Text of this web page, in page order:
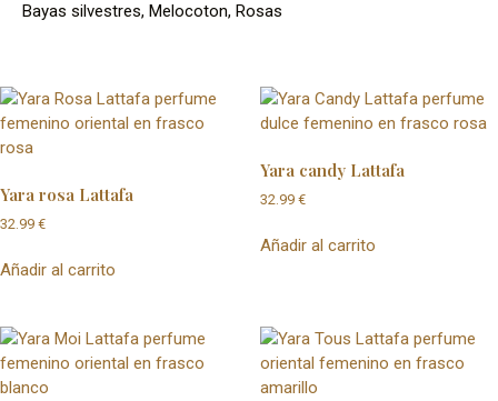
Bayas silvestres, Melocoton, Rosas
Yara rosa Lattafa
32.99 €
Añadir al carrito
Yara candy Lattafa
32.99 €
Añadir al carrito